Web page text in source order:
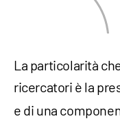
La particolarità
ricercatori è la
e di una